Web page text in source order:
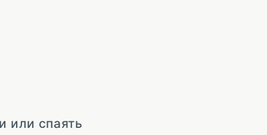
или спаять